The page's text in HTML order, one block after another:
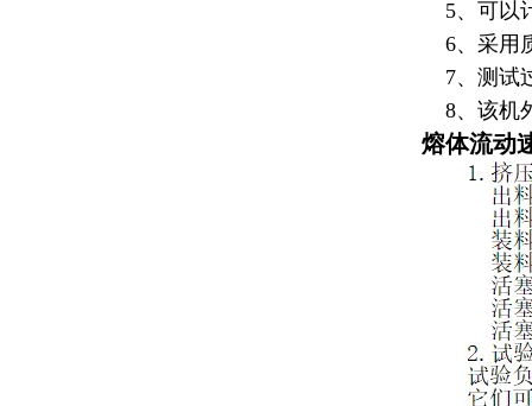
5、可以
6、采用
7、测试
8、该机
熔体流动